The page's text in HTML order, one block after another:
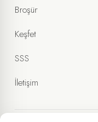
Broşür
Keşfet
SSS
İletişim